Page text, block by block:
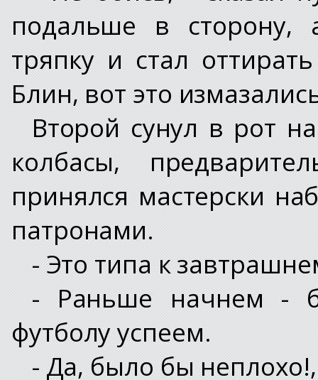
подальше в сторону,
тряпку и стал
Блин, вот это
Второй сунул в рот
колбасы,
принялся мастерски
патронами.
- Это типа к
- Раньше начнем -
футболу успеем.
- Да, было бы